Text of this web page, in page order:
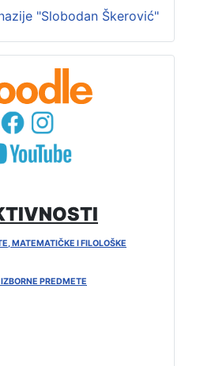
"Slobodan Škerović"
MATEMATIČKE I FILOLOŠKE
PREDMETE